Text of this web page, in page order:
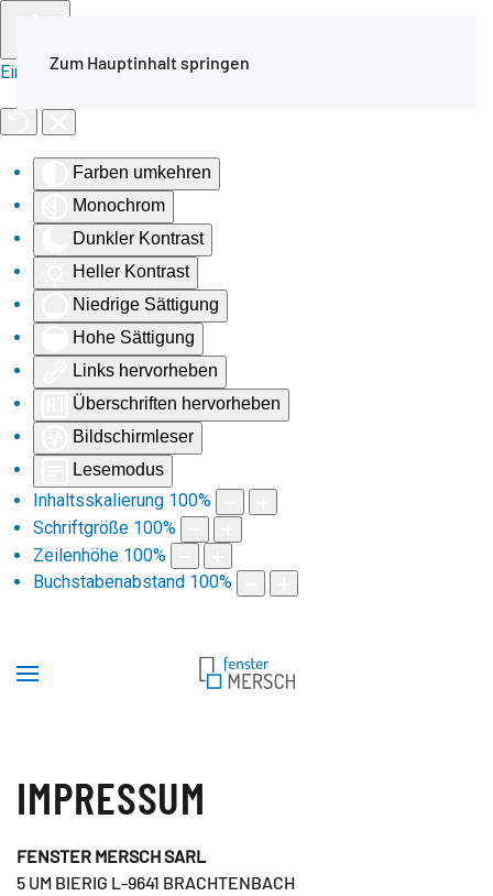
Eingabehilfen öffnen
Farben umkehren
Monochrom
Dunkler Kontrast
Heller Kontrast
Niedrige Sättigung
Hohe Sättigung
Links hervorheben
Überschriften hervorheben
Bildschirmleser
Lesemodus
Inhaltsskalierung 100%
Schriftgröße 100%
Zeilenhöhe 100%
Buchstabenabstand 100%
Zum Hauptinhalt springen
IMPRESSUM
FENSTER MERSCH SARL
5 UM BIERIG L-9641 BRACHTENBACH